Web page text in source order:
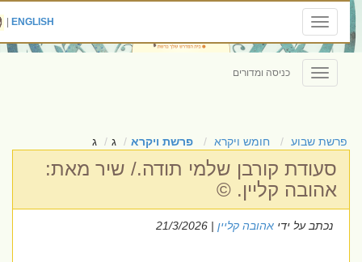
Toggle
navigation
ENGLISH
|
Toggle
navigation
כניסה ומדורים
פרשת שבוע חומש ויקרא פרשת ויקרא ג ג
סעודת קורבן שלמי תודה./ שיר מאת:
אהובה קליין. ©
נכתב על ידיאהובה קליין| 21/3/2026